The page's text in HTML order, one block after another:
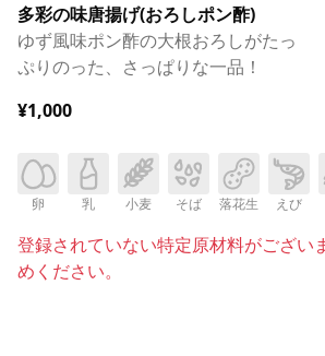
多彩の味唐揚げ(おろしポン酢)
ゆず風味ポン酢の大根おろしがたっ
ぷりのった、さっぱりな一品！
¥1,000
卵 乳 小麦 そば 落花生 えび
登録されていない特定原材料がござい
めください。